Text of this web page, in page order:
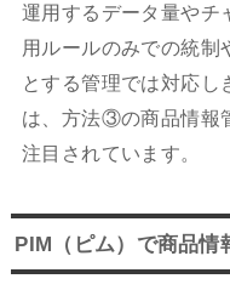
運用するデータ量や
用ルールのみでの統
とする管理では対応
は、方法③の商品情報
注目されています。
PIM（ピム）で商品情